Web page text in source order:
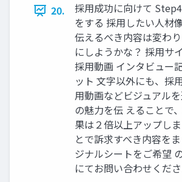
20.
採用成功に向けて
をする 採用したい人材
伝えるべき内容は変わ
にしようかな？ 採用サ
採用動画 インタビュー
ット 文字以外にも、採
用動画などビジュアル
の魅力を伝 えることで
果は２倍以上アップし
とで訴求すべき内容を
ジナルシートをご希望
にてお問い合わせくださ